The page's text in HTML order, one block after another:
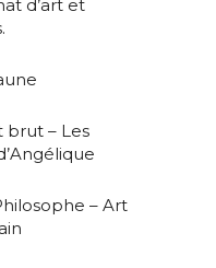
d’art et
brut – Les
– Art